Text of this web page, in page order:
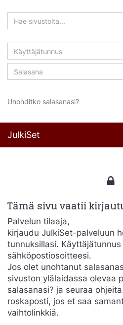
Hae
sivustolta
Käyttäjätunnus
Salasana
Unohditko salasanasi?
JulkiSet
Tämä sivu vaatii
Palvelun tilaaja,
kirjaudu JulkiSet-palveluun
tunnuksillasi.
sähköpostiosoitteesi.
Jos olet unohtanut
sivuston ylälaidassa olevaa
salasanasi? ja seuraa
roskaposti, jos et saa
vaihtolinkkiä.